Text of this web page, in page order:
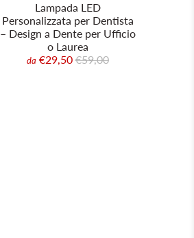
Lampada LED
Personalizzata per Dentista
– Design a Dente per Ufficio
o Laurea
da €29,50 €59,00